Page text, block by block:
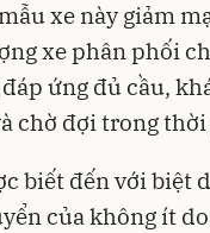
xe này giảm
xe phân phối
ứng đủ cầu,
chờ đợi trong
biết đến với biệt
của không ít